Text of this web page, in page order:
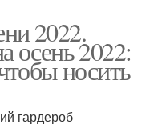
2022.
осень 2022:
носить
гардероб